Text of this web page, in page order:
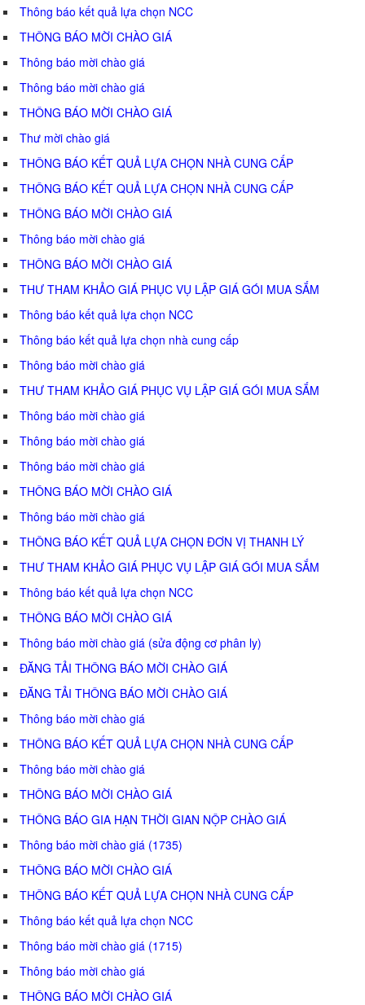
Thông báo kết quả lựa chọn NCC
THÔNG BÁO MỜI CHÀO GIÁ
Thông báo mời chào giá
Thông báo mời chào giá
THÔNG BÁO MỜI CHÀO GIÁ
Thư mời chào giá
THÔNG BÁO KẾT QUẢ LỰA CHỌN NHÀ CUNG CẤP
THÔNG BÁO KẾT QUẢ LỰA CHỌN NHÀ CUNG CẤP
THÔNG BÁO MỜI CHÀO GIÁ
Thông báo mời chào giá
THÔNG BÁO MỜI CHÀO GIÁ
THƯ THAM KHẢO GIÁ PHỤC VỤ LẬP GIÁ GÓI MUA SẮM
Thông báo kết quả lựa chọn NCC
Thông báo kết quả lựa chọn nhà cung cấp
Thông báo mời chào giá
THƯ THAM KHẢO GIÁ PHỤC VỤ LẬP GIÁ GÓI MUA SẮM
Thông báo mời chào giá
Thông báo mời chào giá
Thông báo mời chào giá
THÔNG BÁO MỜI CHÀO GIÁ
Thông báo mời chào giá
THÔNG BÁO KẾT QUẢ LỰA CHỌN ĐƠN VỊ THANH LÝ
THƯ THAM KHẢO GIÁ PHỤC VỤ LẬP GIÁ GÓI MUA SẮM
Thông báo kết quả lựa chọn NCC
THÔNG BÁO MỜI CHÀO GIÁ
Thông báo mời chào giá (sửa động cơ phân ly)
ĐĂNG TẢI THÔNG BÁO MỜI CHÀO GIÁ
ĐĂNG TẢI THÔNG BÁO MỜI CHÀO GIÁ
Thông báo mời chào giá
THÔNG BÁO KẾT QUẢ LỰA CHỌN NHÀ CUNG CẤP
Thông báo mời chào giá
THÔNG BÁO MỜI CHÀO GIÁ
THÔNG BÁO GIA HẠN THỜI GIAN NỘP CHÀO GIÁ
Thông báo mời chào giá (1735)
THÔNG BÁO MỜI CHÀO GIÁ
THÔNG BÁO KẾT QUẢ LỰA CHỌN NHÀ CUNG CẤP
Thông báo kết quả lựa chọn NCC
Thông báo mời chào giá (1715)
Thông báo mời chào giá
THÔNG BÁO MỜI CHÀO GIÁ